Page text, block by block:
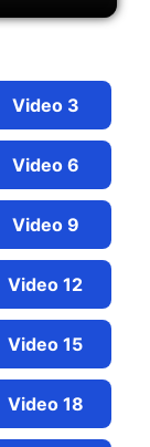
Video 3
Video 6
Video 9
Video 12
Video 15
Video 18